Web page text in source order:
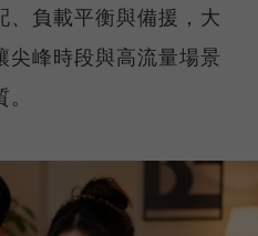
、負載平衡與備援，大
尖峰時段與高流量場景